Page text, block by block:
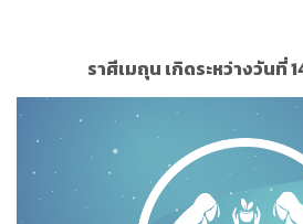
ราศีเมถุน เกิดระหว่างวันที่